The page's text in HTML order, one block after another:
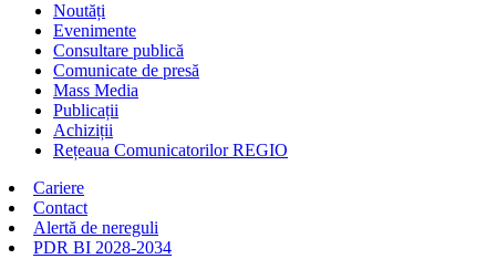
Noutăți
Evenimente
Consultare publică
Comunicate de presă
Mass Media
Publicații
Achiziții
Rețeaua Comunicatorilor REGIO
Cariere
Contact
Alertă de nereguli
PDR BI 2028-2034